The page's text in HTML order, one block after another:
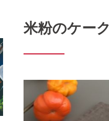
米粉のケー